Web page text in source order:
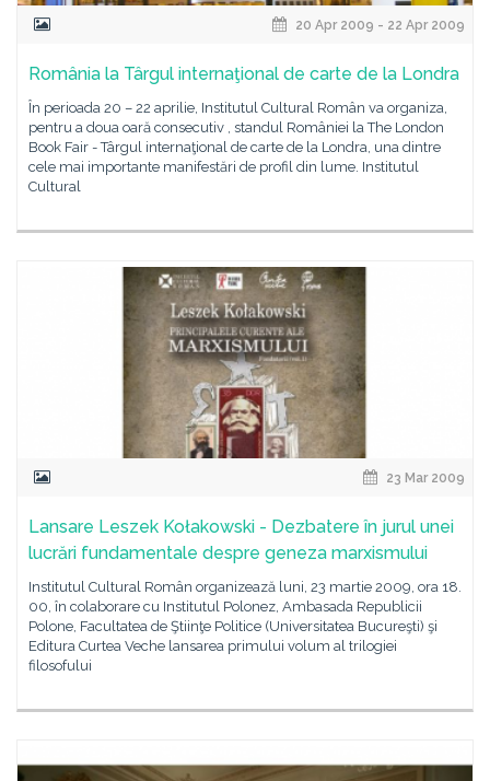
20 Apr 2009 - 22 Apr 2009
România la Târgul internaţional de carte de la Londra
În perioada 20 – 22 aprilie, Institutul Cultural Român va organiza,
pentru a doua oară consecutiv , standul României la The London
Book Fair - Târgul internaţional de carte de la Londra, una dintre
cele mai importante manifestări de profil din lume. Institutul
Cultural
23 Mar 2009
Lansare Leszek Kołakowski - Dezbatere în jurul unei
lucrări fundamentale despre geneza marxismului
Institutul Cultural Român organizează luni, 23 martie 2009, ora 18.
00, în colaborare cu Institutul Polonez, Ambasada Republicii
Polone, Facultatea de Ştiinţe Politice (Universitatea Bucureşti) şi
Editura Curtea Veche lansarea primului volum al trilogiei
filosofului